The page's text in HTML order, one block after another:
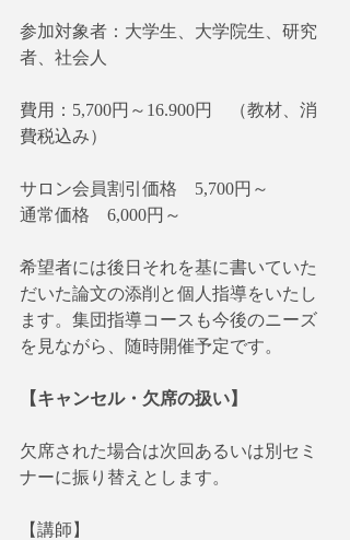
参加対象者：大学生、大学院生、研究
者、社会人
費用：5,700円～16.900円　（教材、消
費税込み）
サロン会員割引価格　5,700円～
通常価格　6,000円～
希望者には後日それを基に書いていた
だいた論文の添削と個人指導をいたし
ます。集団指導コースも今後のニーズ
を見ながら、随時開催予定です。
【キャンセル・欠席の扱い】
欠席された場合は次回あるいは別セミ
ナーに振り替えとします。
【講師】